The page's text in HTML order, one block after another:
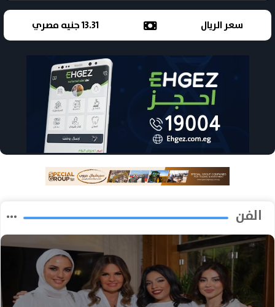
سعر الريال 13.31 جنيه مصري
الفن